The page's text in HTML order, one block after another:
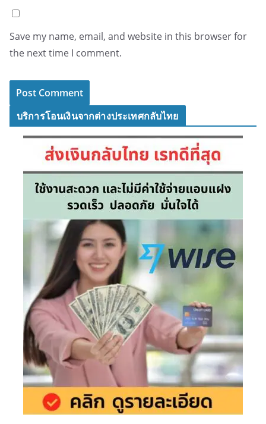
Save my name, email, and website in this browser for
the next time I comment.
บริการโอนเงินจากต่างประเทศกลับไทย